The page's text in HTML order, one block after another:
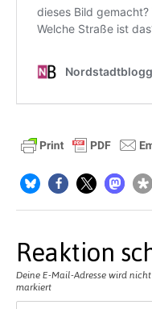
Reaktion
Deine E-Mail-Adresse wird
markiert